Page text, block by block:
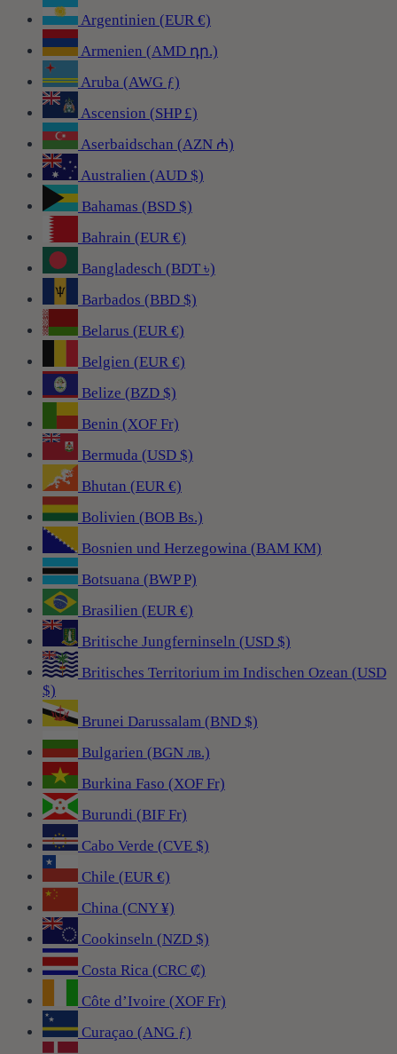
Argentinien (EUR €)
Armenien (AMD դր.)
Aruba (AWG ƒ)
Ascension (SHP £)
Aserbaidschan (AZN ₼)
Australien (AUD $)
Bahamas (BSD $)
Bahrain (EUR €)
Bangladesch (BDT ৳)
Barbados (BBD $)
Belarus (EUR €)
Belgien (EUR €)
Belize (BZD $)
Benin (XOF Fr)
Bermuda (USD $)
Bhutan (EUR €)
Bolivien (BOB Bs.)
Bosnien und Herzegowina (BAM КМ)
Botsuana (BWP P)
Brasilien (EUR €)
Britische Jungferninseln (USD $)
Britisches Territorium im Indischen Ozean (USD
$)
Brunei Darussalam (BND $)
Bulgarien (BGN лв.)
Burkina Faso (XOF Fr)
Burundi (BIF Fr)
Cabo Verde (CVE $)
Chile (EUR €)
China (CNY ¥)
Cookinseln (NZD $)
Costa Rica (CRC ₡)
Côte d’Ivoire (XOF Fr)
Curaçao (ANG ƒ)